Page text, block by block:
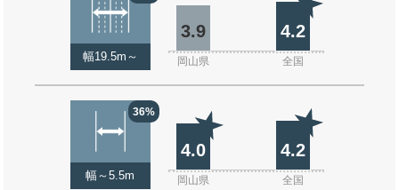
幅19.5m～
3.9 4.2
岡山県 全国
36%
幅～5.5m
4.0 4.2
岡山県 全国